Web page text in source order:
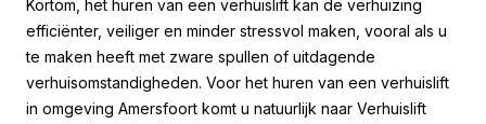
Kortom, het huren van een verhuislift kan de verhuizing
efficiënter, veiliger en minder stressvol maken, vooral als u
te maken heeft met zware spullen of uitdagende
verhuisomstandigheden. Voor het huren van een verhuislift
in omgeving Amersfoort komt u natuurlijk naar Verhuislift